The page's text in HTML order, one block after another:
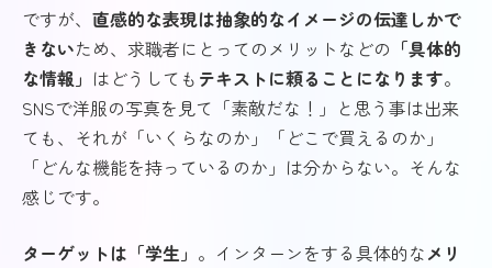
ですが、 直感的な表現は抽象的なイメージの伝達しかで
きないため、求職者にとってのメリットなどの 「具体的
な情報」 はどうしても テキストに頼ることになります。
SNSで洋服の写真を見て「素敵だな！」と思う事は出来
ても、それが「いくらなのか」「どこで買えるのか」
「どんな機能を持っているのか」は分からない。そんな
感じです。
ターゲットは「学生」 。インターンをする具体的なメリ